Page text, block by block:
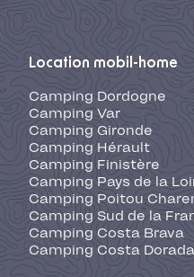
Location mobil-home
Camping Dordogne
Camping Var
Camping Gironde
Camping Hérault
Camping Finistère
Camping Pays de la
Camping Poitou
Camping Sud de la
Camping Costa Brava
Camping Costa Dorada